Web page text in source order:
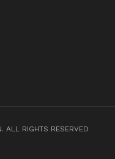
RIGHTS RESERVED